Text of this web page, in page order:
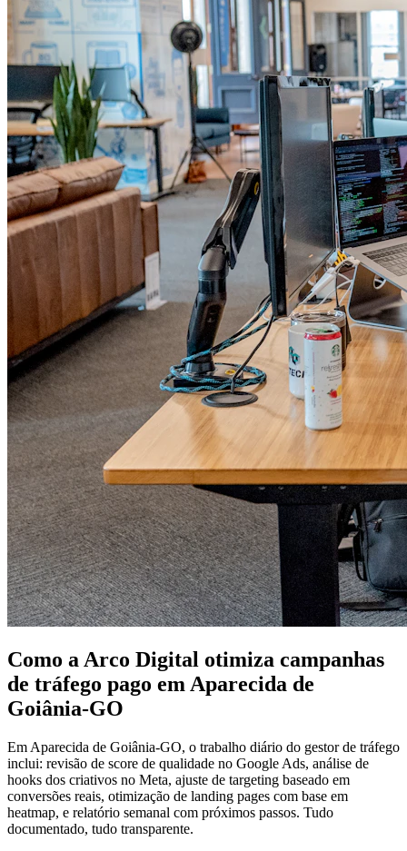
Como a Arco Digital otimiza campanhas
de tráfego pago em Aparecida de
Goiânia-GO
Em Aparecida de Goiânia-GO, o trabalho diário do gestor de tráfego
inclui: revisão de score de qualidade no Google Ads, análise de
hooks dos criativos no Meta, ajuste de targeting baseado em
conversões reais, otimização de landing pages com base em
heatmap, e relatório semanal com próximos passos. Tudo
documentado, tudo transparente.